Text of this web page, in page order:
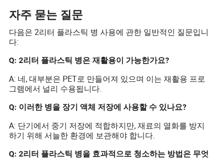
자주 묻는 질문
다음은 2리터 플라스틱 병 사용에 관한 일반적인 질문입니
다:
Q: 2리터 플라스틱 병은 재활용이 가능한가요?
A: 네, 대부분은 PET로 만들어져 있으며 이는 재활용 프로
그램에서 널리 수용됩니다.
Q: 이러한 병을 장기 액체 저장에 사용할 수 있나요?
A: 단기에서 중기 저장에 적합하지만, 재료의 열화를 방지
하기 위해 서늘한 환경에 보관해야 합니다.
Q: 2리터 플라스틱 병을 효과적으로 청소하는 방법은 무엇